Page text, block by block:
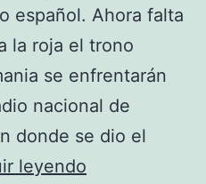
español. Ahora falta
la roja el trono
se enfrentarán
nacional de
donde se dio el
leyendo